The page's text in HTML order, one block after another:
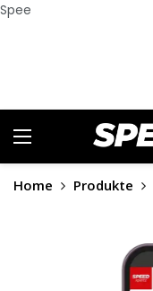
Spee
Home Produkte